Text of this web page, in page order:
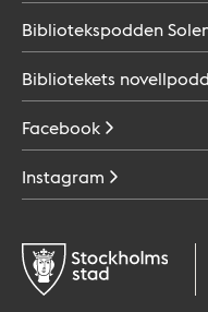
Bibliotekspodden
Bibliotekets novellpodd
Facebook
Instagram